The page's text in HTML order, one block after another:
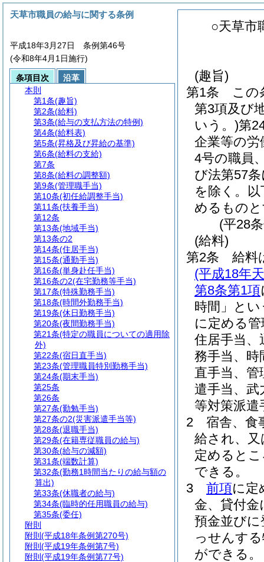
○天草市
(趣旨)
第1条
この
第3項及び
いう。)第
企業等の
4号の職員
び法第57
を除く。
めるもの
(平28
(給料)
第2条
給料
(平成18年
第8条第1項
時間」とい
に定める
住居手当、
務手当、時
直手当、管
遣手当、
等対策派
2
宿舎、食
給され、
定めると
できる。
3
前項に定
金、貸付金
預金並び
っせんす
ができる。
天草市職員の給与に関する条例
平成18年3月27日 条例第46号
(令和8年4月1日施行)
条項目次
沿革
本則
第1条(趣旨)
第2条(給料)
第3条(給与の支払方法の特例)
第4条(給料表)
第5条(昇格及び昇給の基準)
第6条(給料の支給)
第7条
第8条(給料の調整額)
第9条(管理職手当)
第10条(初任給調整手当)
第11条(扶養手当)
第12条
第13条(地域手当)
第13条の2
第14条(住居手当)
第15条(通勤手当)
第16条(単身赴任手当)
第16条の2(在宅勤務等手当)
第17条(特殊勤務手当)
第18条(時間外勤務手当)
第19条(休日勤務手当)
第20条(夜間勤務手当)
第21条(特定の職員についての適用除
外)
第22条(宿日直手当)
第23条(管理職員特別勤務手当)
第24条(期末手当)
第25条
第26条
第27条(勤勉手当)
第27条の2(災害派遣手当等)
第28条(退職手当)
第29条(在籍専従職員の給与)
第30条(給与の減額)
第31条(端数計算)
第32条(勤務1時間当たりの給与額の
算出)
第33条(休職者の給与)
第34条(臨時的任用職員の給与)
第35条(委任)
附則
附則 (平成18年条例第270号)
附則 (平成19年条例第7号)
附則 (平成19年条例第77号)